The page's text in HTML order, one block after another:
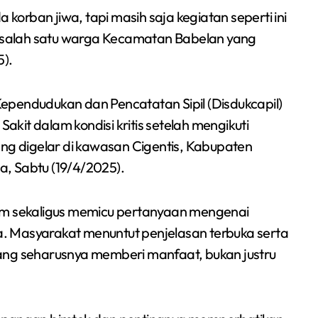
korban jiwa, tapi masih saja kegiatan seperti ini
satu warga Kecamatan Babelan yang
dan Pencatatan Sipil (Disdukcapil)
dalam kondisi kritis setelah mengikuti
digelar di kawasan Cigentis, Kabupaten
Sabtu (19/4/2025).
sekaligus memicu pertanyaan mengenai
menuntut penjelasan terbuka serta
seharusnya memberi manfaat, bukan justru